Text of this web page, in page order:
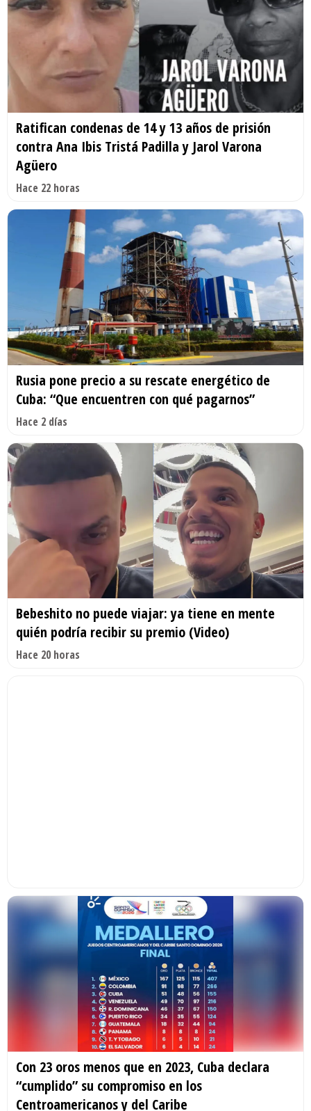
Ratifican condenas de 14 y 13 años de prisión
contra Ana Ibis Tristá Padilla y Jarol Varona
Agüero
Hace 22 horas
Rusia pone precio a su rescate energético de
Cuba: “Que encuentren con qué pagarnos”
Hace 2 días
Bebeshito no puede viajar: ya tiene en mente
quién podría recibir su premio (Video)
Hace 20 horas
Con 23 oros menos que en 2023, Cuba declara
“cumplido” su compromiso en los
Centroamericanos y del Caribe